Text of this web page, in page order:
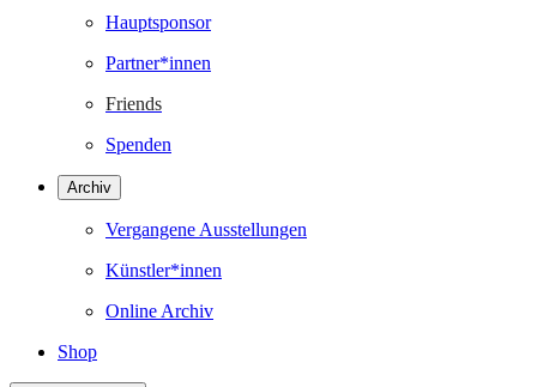
Hauptsponsor
Partner*innen
Friends
Spenden
Archiv
Vergangene Ausstellungen
Künstler*innen
Online Archiv
Shop